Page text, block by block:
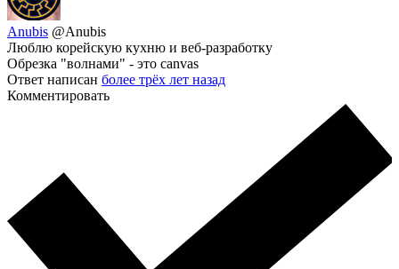
Anubis @Anubis
Люблю корейскую кухню и веб-разработку
Обрезка "волнами" - это canvas
Ответ написан более трёх лет назад
Комментировать